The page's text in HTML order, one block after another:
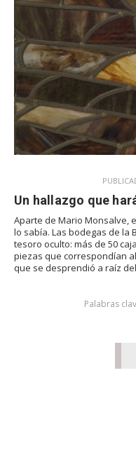
Un hallazgo que
Aparte de Mario Monsalve,
lo sabía. Las bodegas de la
tesoro oculto: más de 50
piezas que correspondían
que se desprendió a raíz
Palabras